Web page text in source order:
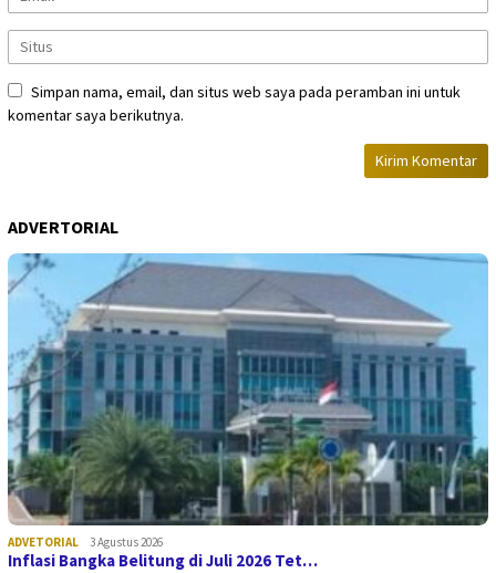
Simpan nama, email, dan situs web saya pada peramban ini untuk
komentar saya berikutnya.
ADVERTORIAL
ADVETORIAL 3 Agustus 2026
Inflasi Bangka Belitung di Juli 2026 Tet…